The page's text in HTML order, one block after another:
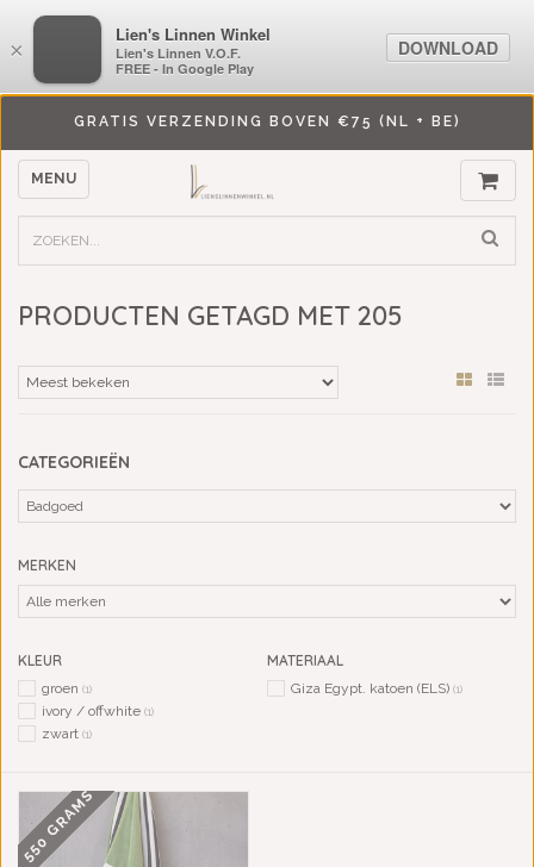
GRATIS VERZENDING BOVEN €75 (NL + BE)
MENU
PRODUCTEN GETAGD MET 205
CATEGORIEËN
MERKEN
KLEUR
groen (1)
ivory / offwhite (1)
zwart (1)
MATERIAAL
Giza Egypt. katoen (ELS) (1)
550 GRAMS
×
LiensLinnenwinkel.nl
Lien's Linnen V.O.F.
FREE - In Google Play
DOWNLOAD
×
Lien's Linnen Winkel
Lien's Linnen V.O.F.
FREE - In Google Play
DOWNLOAD